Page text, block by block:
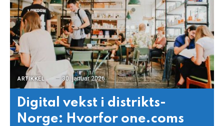
ARTIKKEL 30. januar 2026
Digital vekst i distrikts-
Norge: Hvorfor one.coms